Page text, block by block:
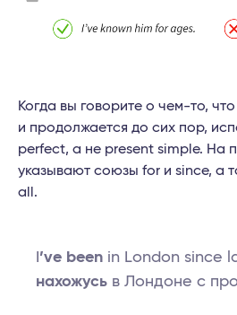
Когда вы говорите о чем-то,
и продолжается до сих пор,
perfect, а не present simple. На
указывают союзы for и since, а
all.
’ve been in London since
нахожусь в Лондоне с